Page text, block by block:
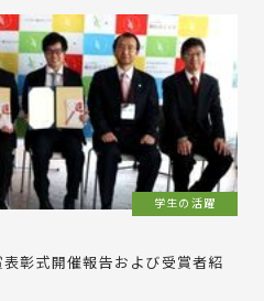
学生の活躍
彰式開催報告および受賞者紹